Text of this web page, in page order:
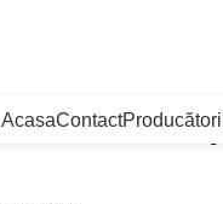
AcasaContactProducători